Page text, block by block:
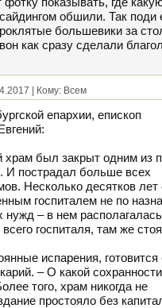
обшили. Так поди
большевики за
как сразу сделали
| Кому: Всем
епархии, епископ
храм был закрыт одним из
И пострадал больше всех
Несколько десятков лет
госпиталем не по
нужд – в нем
госпиталя, там же
испарения,
– О какой
того, храм никогда не
простояло без